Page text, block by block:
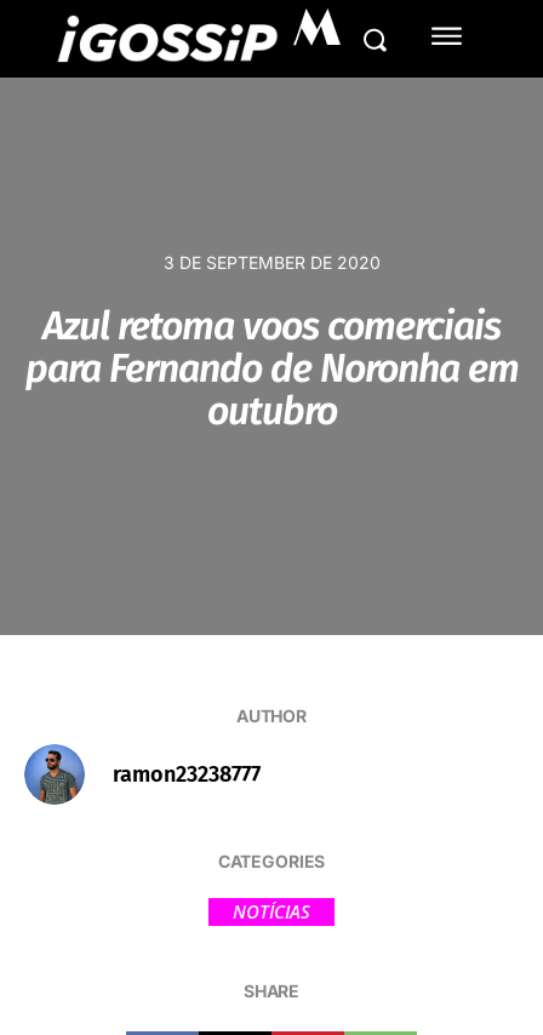
M
3 DE SEPTEMBER DE 2020
Azul retoma voos comerciais
para Fernando de Noronha em
outubro
AUTHOR
ramon23238777
CATEGORIES
NOTÍCIAS
SHARE